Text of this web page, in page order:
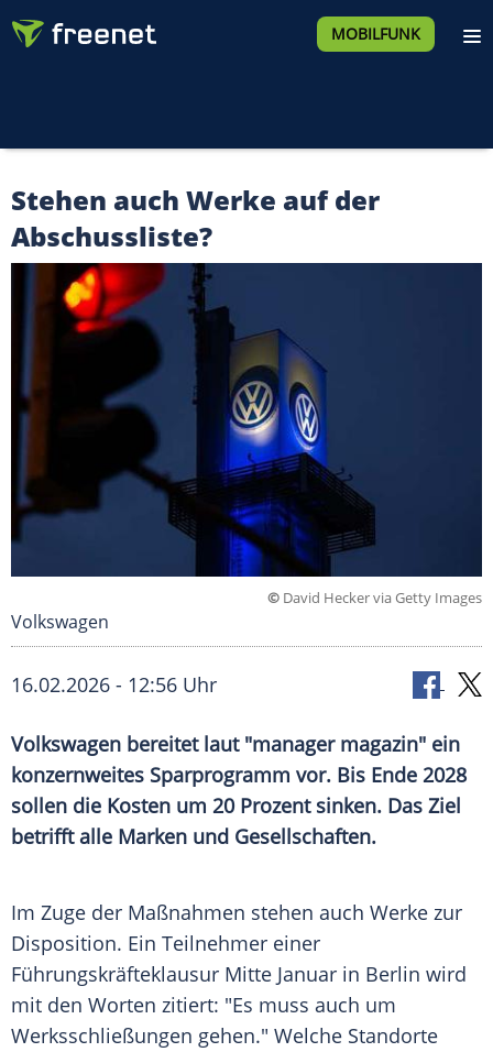
MOBILFUNK
Stehen auch Werke auf der
Abschussliste?
© David Hecker via Getty Images
Volkswagen
16.02.2026 - 12:56 Uhr
Volkswagen bereitet laut "manager magazin" ein
konzernweites Sparprogramm vor. Bis Ende 2028
sollen die Kosten um 20 Prozent sinken. Das Ziel
betrifft alle Marken und Gesellschaften.
Im Zuge der Maßnahmen stehen auch Werke zur
Disposition. Ein Teilnehmer einer
Führungskräfteklausur Mitte Januar in Berlin wird
mit den Worten zitiert: "Es muss auch um
Werksschließungen gehen." Welche Standorte